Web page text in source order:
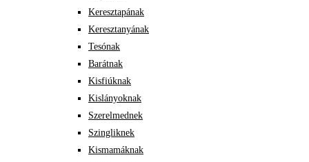
Keresztapának
Keresztanyának
Tesónak
Barátnak
Kisfiúknak
Kislányoknak
Szerelmednek
Szingliknek
Kismamáknak